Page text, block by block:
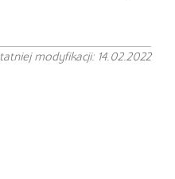
modyfikacji: 14.02.2022